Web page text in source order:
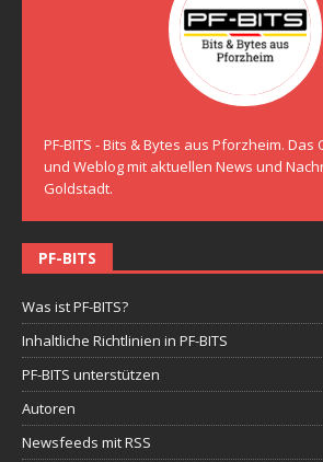
PF-BITS - Bits & Bytes aus Pforzheim. Das
und Weblog mit aktuellen News und
Goldstadt.
PF-BITS
Was ist PF-BITS?
Inhaltliche Richtlinien in PF-BITS
PF-BITS unterstützen
Autoren
Newsfeeds mit RSS